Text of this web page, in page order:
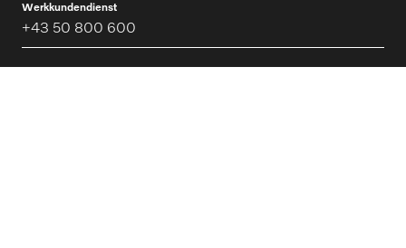
Werkkundendienst
+43 50 800 600